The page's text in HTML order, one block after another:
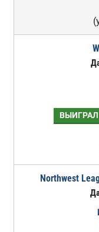
ВЫИГРАЛ
Northwest